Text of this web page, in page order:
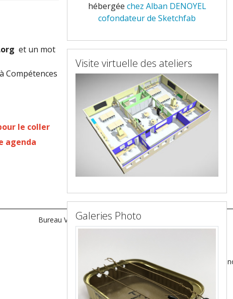
et un mot
Compétences
le coller
agenda
Bureau Virtuel
hébergée chez Alban DENOYEL
cofondateur de Sketchfab
Visite virtuelle des ateliers
Galeries Photo